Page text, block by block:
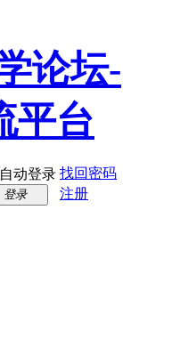
自动登录 找回密码
登录
注册